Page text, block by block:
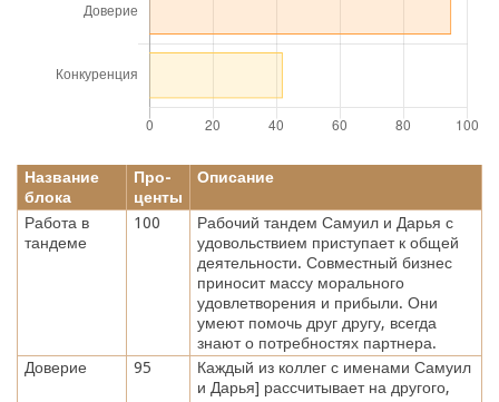
Название
блока
Про-
центы
Описание
Работа в
тандеме
100
Рабочий тандем Самуил и Дарья с
удовольствием приступает к общей
деятельности. Совместный бизнес
приносит массу морального
удовлетворения и прибыли. Они
умеют помочь друг другу, всегда
знают о потребностях партнера.
Доверие
95
Каждый из коллег с именами Самуил
и Дарья] рассчитывает на другого,